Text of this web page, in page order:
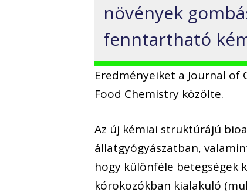
növények
fenntartható
Eredményeiket a Journal of
Food Chemistry közölte.
Az új kémiai struktúrájú
állatgyógyászatban,
hogy különféle betegségek
kórokozókban kialakuló